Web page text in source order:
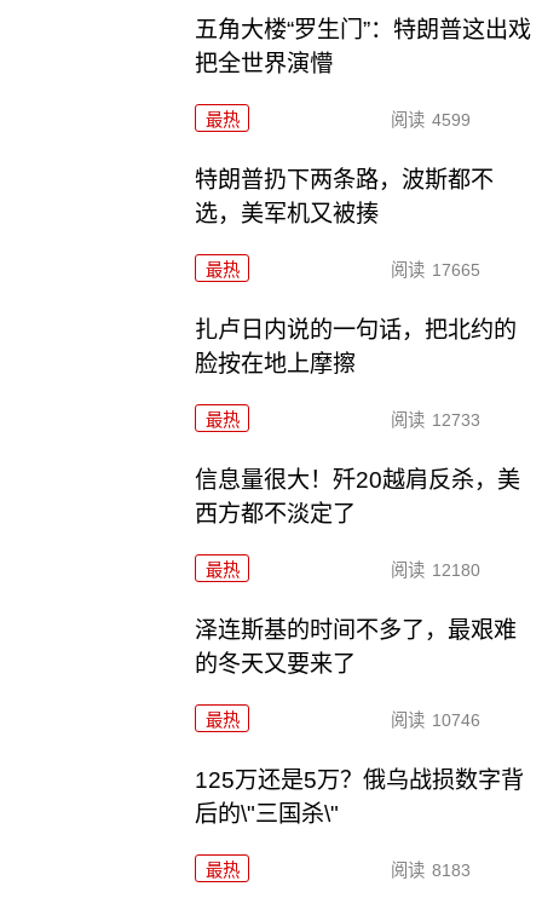
五角大楼“罗生门”：特朗普这出戏
把全世界演懵
最热 阅读 4599
特朗普扔下两条路，波斯都不
选，美军机又被揍
最热 阅读 17665
扎卢日内说的一句话，把北约的
脸按在地上摩擦
最热 阅读 12733
信息量很大！歼20越肩反杀，美
西方都不淡定了
最热 阅读 12180
泽连斯基的时间不多了，最艰难
的冬天又要来了
最热 阅读 10746
125万还是5万？俄乌战损数字背
后的\"三国杀\"
最热 阅读 8183